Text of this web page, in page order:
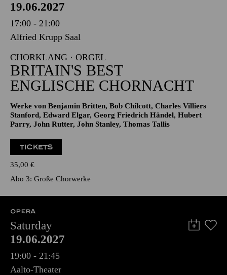
19.06.2027
17:00 - 21:00
Alfried Krupp Saal
CHORKLANG · ORGEL
BRITAIN'S BEST
ENGLISCHE CHORNACHT
Werke von Benjamin Britten, Bob Chilcott, Charles Villiers
Stanford, Edward Elgar, Georg Friedrich Händel, Hubert
Parry, John Rutter, John Stanley, Thomas Tallis
TICKETS
35,00 €
Abo 3: Große Chorwerke
OPERA
Saturday
19.06.2027
19:00 - 21:45
Aalto-Theater